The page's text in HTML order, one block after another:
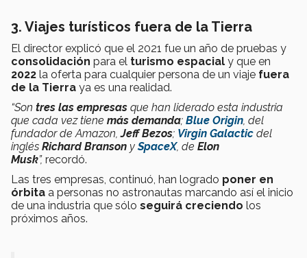
3. Viajes turísticos fuera de la Tierra
El director explicó que el 2021 fue un año de pruebas y
consolidación para el turismo espacial y que en
2022 la oferta para cualquier persona de un viaje fuera
de la Tierra ya es una realidad.
“Son tres las empresas que han liderado esta industria
que cada vez tiene más demanda; Blue Origin, del
fundador de Amazon,Jeff Bezos; Virgin Galactic del
inglés Richard Branson y SpaceX, de Elon
Musk”, recordó.
Las tres empresas, continuó, han logrado poner en
órbita a personas no astronautas marcando así el inicio
de una industria que sólo seguirá creciendo los
próximos años.